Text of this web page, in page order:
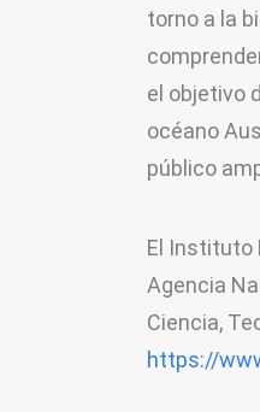
torno a la
el objetivo
océano
público
El Instituto
Agencia
Ciencia,
https://